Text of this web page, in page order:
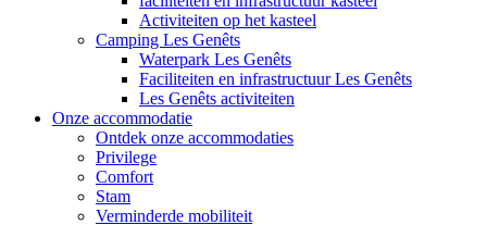
Activiteiten op het kasteel
Camping Les Genêts
Waterpark Les Genêts
Faciliteiten en infrastructuur Les Genêts
Les Genêts activiteiten
Onze accommodatie
Ontdek onze accommodaties
Privilege
Comfort
Stam
Verminderde mobiliteit